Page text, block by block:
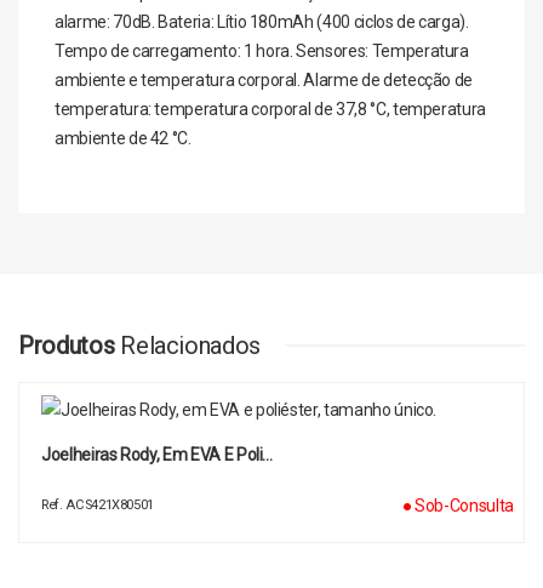
alarme: 70dB. Bateria: Lítio 180mAh (400 ciclos de carga).
Tempo de carregamento: 1 hora. Sensores: Temperatura
ambiente e temperatura corporal. Alarme de detecção de
temperatura: temperatura corporal de 37,8 °C, temperatura
ambiente de 42 °C.
Produtos Relacionados
Joelheiras Rody, Em EVA E Poli…
Ref. ACS421X80501 ● Sob-Consulta